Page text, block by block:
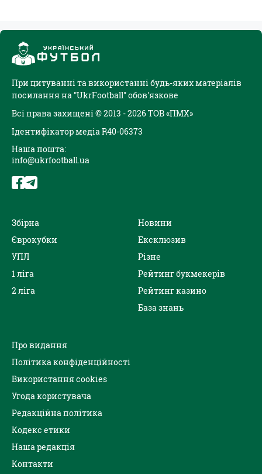
При цитуванні та використанні будь-яких матеріалів
посилання на "UkrFootball" обов'язкове
Всі права захищені © 2013 - 2026 ТОВ «ПМХ»
Ідентифікатор медіа R40-06373
Наша пошта:
info@ukrfootball.ua
Збірна
Єврокубки
УПЛ
1 ліга
2 ліга
Новини
Ексклюзив
Різне
Рейтинг букмекерів
Рейтинг казино
База знань
Про видання
Політика конфіденційності
Використання cookies
Угода користувача
Редакційна політика
Кодекс етики
Наша редакція
Контакти